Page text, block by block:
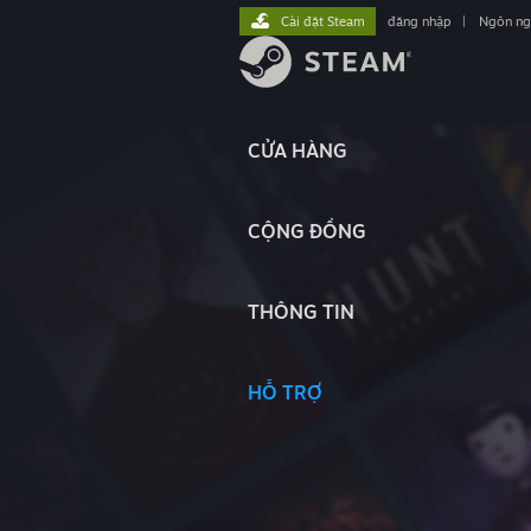
CỬA HÀNG
CỘNG ĐỒNG
THÔNG TIN
HỖ TRỢ
Cài đặt Steam đăng nhập Ngôn